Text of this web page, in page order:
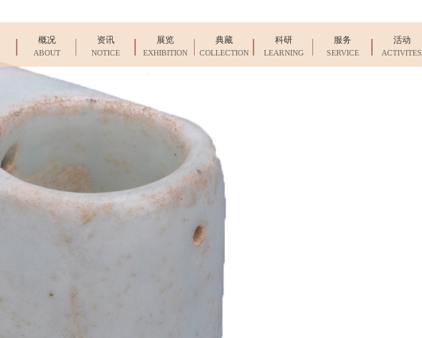
概况
ABOUT
资讯
NOTICE
展览
EXHIBITION
典藏
COLLECTION
科研
LEARNING
服务
SERVICE
活动
ACTIVITES